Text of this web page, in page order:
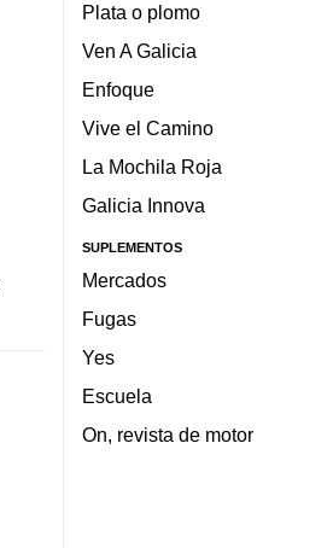
Plata o plomo
Ven A Galicia
Enfoque
Vive el Camino
La Mochila Roja
Galicia Innova
SUPLEMENTOS
Mercados
Fugas
Yes
Escuela
On, revista de motor